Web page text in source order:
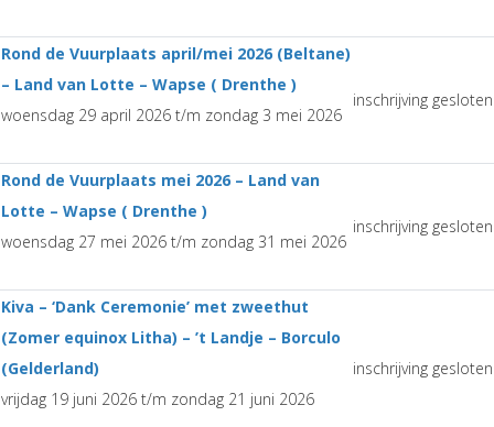
Rond de Vuurplaats april/mei 2026 (Beltane)
– Land van Lotte – Wapse ( Drenthe )
woensdag 29 april 2026 t/m zondag 3 mei 2026
inschrijving gesloten
Rond de Vuurplaats mei 2026 – Land van
Lotte – Wapse ( Drenthe )
woensdag 27 mei 2026 t/m zondag 31 mei 2026
inschrijving gesloten
Kiva – ‘Dank Ceremonie’ met zweethut
(Zomer equinox Litha) – ’t Landje – Borculo
(Gelderland)
vrijdag 19 juni 2026 t/m zondag 21 juni 2026
inschrijving gesloten